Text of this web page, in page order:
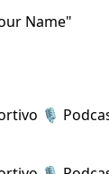
Name"
🎙️